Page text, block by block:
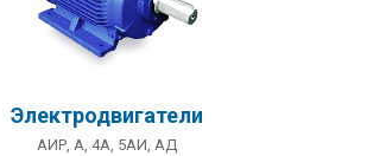
Электродвигатели
АИР, А, 4А, 5АИ, АД